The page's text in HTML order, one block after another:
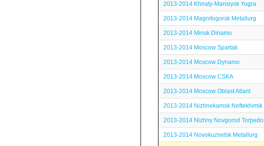
2013-2014 Khnaty-Mansiysk Yugra
2013-2014 Magnitogorsk Metallurg
2013-2014 Minsk Dinamo
2013-2014 Moscow Spartak
2013-2014 Moscow Dynamo
2013-2014 Moscow CSKA
2013-2014 Moscow Oblast Atlant
2013-2014 Nizhnekamsk Neftekhimik
2013-2014 Nizhny Novgorod Torpedo
2013-2014 Novokuznetsk Metallurg